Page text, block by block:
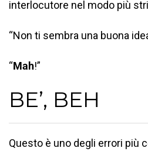
interlocutore nel modo più
“Non ti sembra una buona
“Mah!”
BE’, BEH
Questo è uno degli errori più